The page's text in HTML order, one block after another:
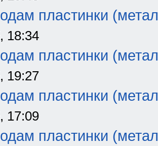
пластинки
18:34
пластинки
19:27
пластинки
17:09
пластинки